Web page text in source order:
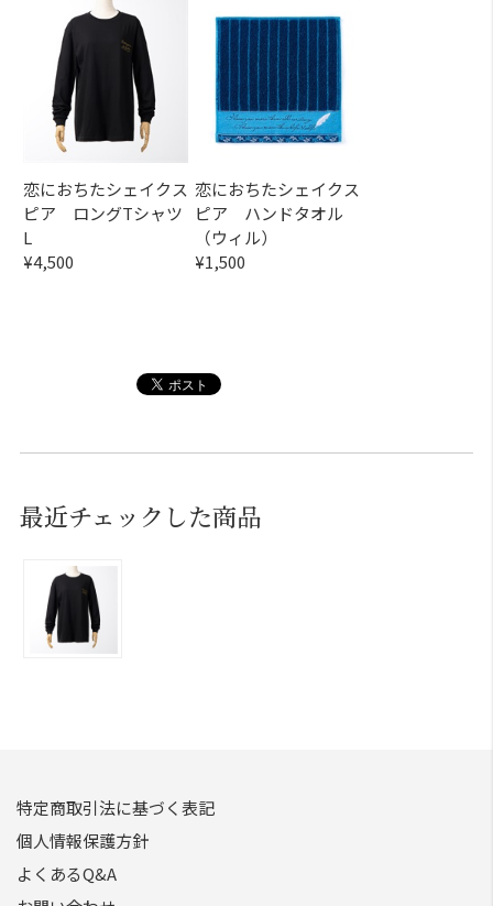
恋におちたシェイクス
ピア ロングTシャツ
L
¥4,500
恋におちたシェイクス
ピア ハンドタオル
（ウィル）
¥1,500
最近チェックした商品
特定商取引法に基づく表記
個人情報保護方針
よくあるQ&A